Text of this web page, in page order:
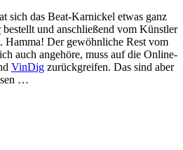
sich das Beat-Karnickel etwas ganz
bestellt und anschließend vom Künstler
Hamma! Der gewöhnliche Rest vom
auch angehöre, muss auf die Online-
VinDig zurückgreifen. Das sind aber
…